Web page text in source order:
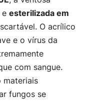
e esterilizada em
O acrílico
e o vírus da
com sangue.
materiais
fungos se